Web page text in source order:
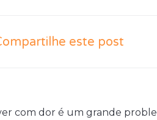
este post
com dor é um grande